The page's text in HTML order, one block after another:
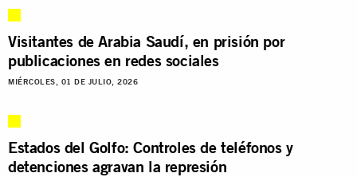
Visitantes de Arabia Saudí, en prisión por
publicaciones en redes sociales
MIÉRCOLES, 01 DE JULIO, 2026
Estados del Golfo: Controles de teléfonos y
detenciones agravan la represión